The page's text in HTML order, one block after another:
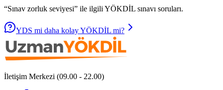
“Sınav zorluk seviyesi” ile ilgili YÖKDİL sınavı soruları.
YDS mi daha kolay YÖKDİL mi?
İletişim Merkezi (09.00 - 22.00)